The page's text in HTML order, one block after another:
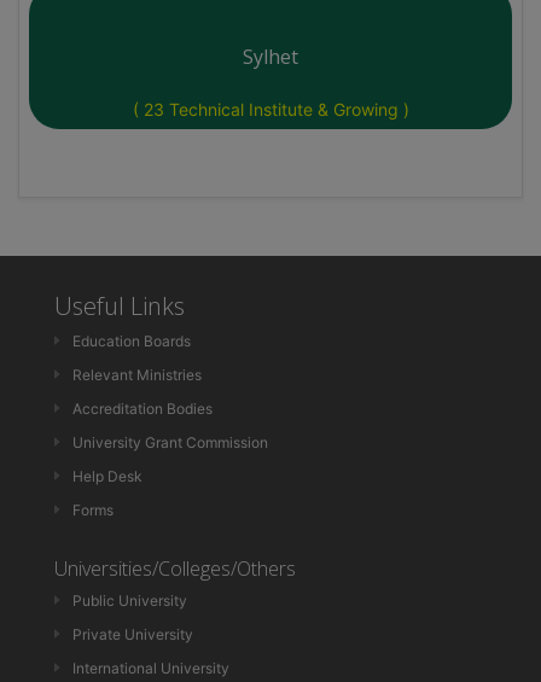
Sylhet
( 23 Technical Institute & Growing )
Useful Links
Education Boards
Relevant Ministries
Accreditation Bodies
University Grant Commission
Help Desk
Forms
Universities/Colleges/Others
Public University
Private University
International University